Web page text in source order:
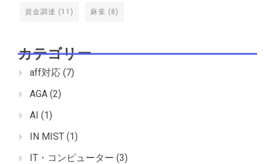
資金調達 (11) 麻雀 (8)
カテゴリー
aff対応 (7)
AGA (2)
AI (1)
IN MIST (1)
IT・コンピューター (3)